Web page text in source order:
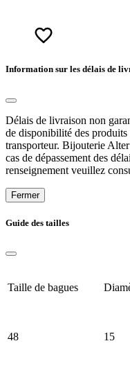
Information sur les délais de
Délais de livraison non
de disponibilité des produits
transporteur. Bijouterie
cas de dépassement des
renseignement veuillez
Fermer
Guide des tailles
Taille de bagues
48 15